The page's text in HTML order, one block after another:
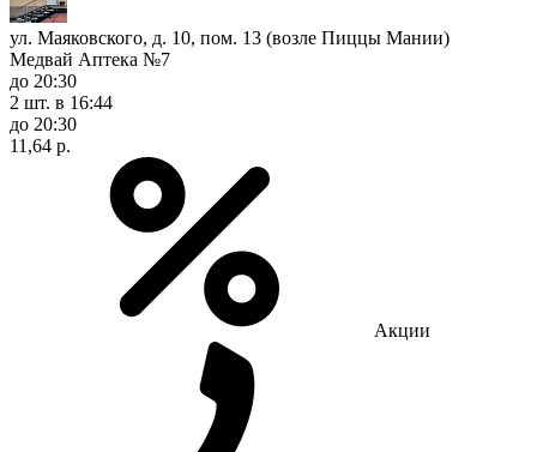
ул. Маяковского, д. 10, пом. 13 (возле Пиццы Мании)
Медвай Аптека №7
до 20:30
2 шт. в 16:44
до 20:30
11,64 р.
Акции